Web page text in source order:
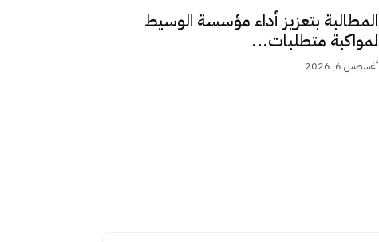
المطالبة بتعزيز أداء مؤسسة الوسيط
لمواكبة متطلبات...
أغسطس 6, 2026